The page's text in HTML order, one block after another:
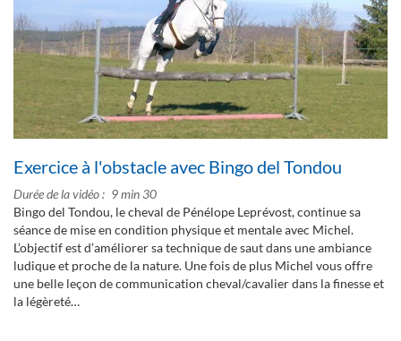
Exercice à l'obstacle avec Bingo del Tondou
Durée de la vidéo
9 min 30
Bingo del Tondou, le cheval de Pénélope Leprévost, continue sa
séance de mise en condition physique et mentale avec Michel.
L’objectif est d’améliorer sa technique de saut dans une ambiance
ludique et proche de la nature. Une fois de plus Michel vous offre
une belle leçon de communication cheval/cavalier dans la finesse et
la légèreté…